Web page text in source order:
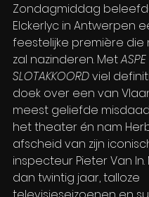
Zondagmiddag
Elckerlyc in Antwerpen
feestelijke première die
zal nazinderen. Met
SLOTAKKOORD viel
doek over een van
meest geliefde
het theater én nam
afscheid van zijn
inspecteur Pieter Van
dan twintig jaar, talloze